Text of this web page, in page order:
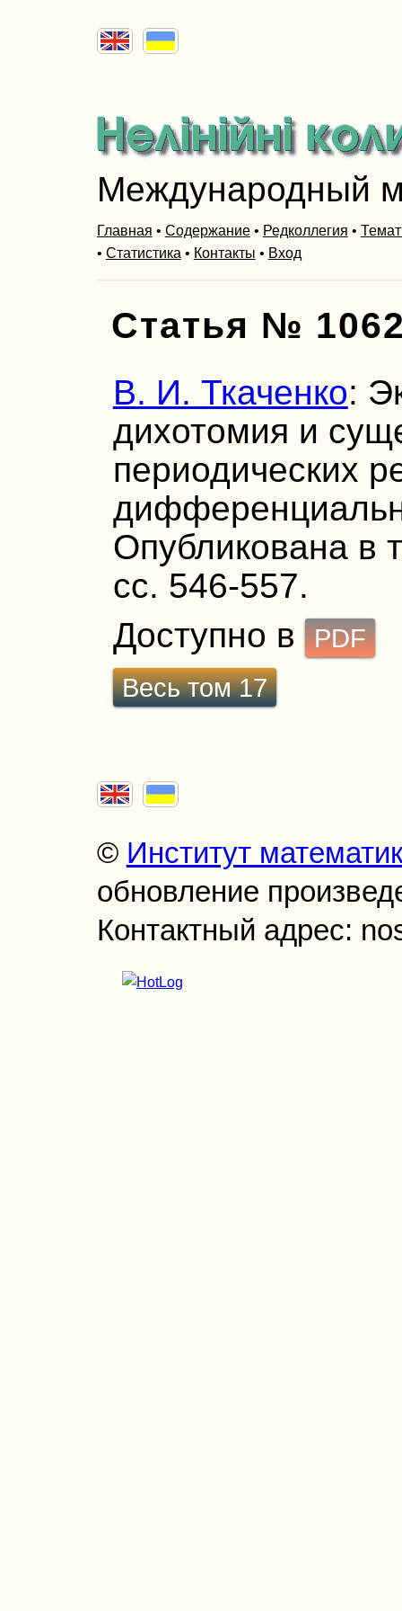
Международный
Главная • Содержание• Редколлегия •
• Статистика • Контакты • Вход
Статья №
В. И. Ткаченко:
дихотомия и
периодических
Опубликована в
сс. 546-557.
Доступно в
PDF
Весь том 17
© Институт
обновление
Контактный адрес: